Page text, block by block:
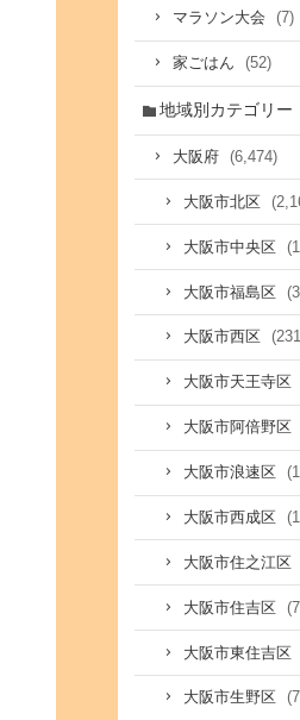
マラソン大会 (7)
家ごはん (52)
地域別カテゴリー
大阪府 (6,474)
大阪市北区
大阪市中央区
大阪市福島区
大阪市西区
大阪市天王寺区
大阪市阿倍野区
大阪市浪速区
大阪市西成区
大阪市住之江区
大阪市住吉区
大阪市東住吉区
大阪市生野区